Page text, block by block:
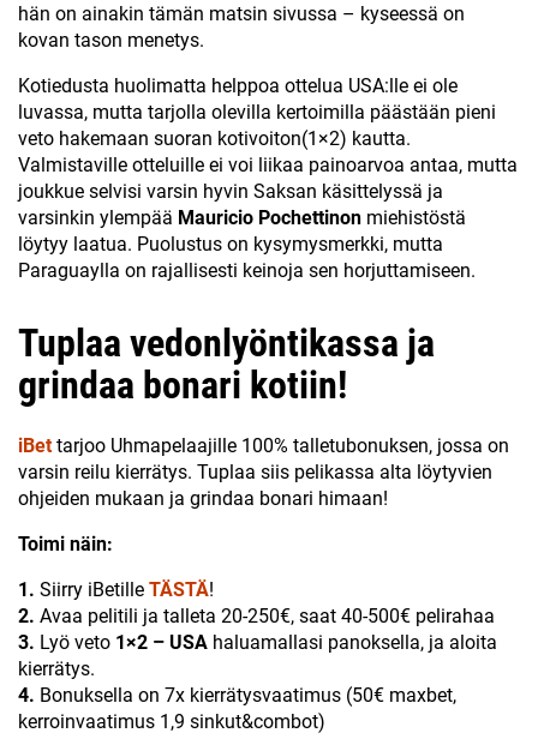
hän on ainakin tämän matsin sivussa – kyseessä on
kovan tason menetys.
Kotiedusta huolimatta helppoa ottelua USA:lle ei ole
luvassa, mutta tarjolla olevilla kertoimilla päästään pieni
veto hakemaan suoran kotivoiton(1×2) kautta.
Valmistaville otteluille ei voi liikaa painoarvoa antaa, mutta
joukkue selvisi varsin hyvin Saksan käsittelyssä ja
varsinkin ylempää Mauricio Pochettinon miehistöstä
löytyy laatua. Puolustus on kysymysmerkki, mutta
Paraguaylla on rajallisesti keinoja sen horjuttamiseen.
Tuplaa vedonlyöntikassa ja
grindaa bonari kotiin!
iBettarjoo Uhmapelaajille 100% talletubonuksen, jossa on
varsin reilu kierrätys. Tuplaa siis pelikassa alta löytyvien
ohjeiden mukaan ja grindaa bonari himaan!
Toimi näin:
1. Siirry iBetille TÄSTÄ!
2. Avaa pelitili ja talleta 20-250€, saat 40-500€ pelirahaa
3. Lyö veto 1×2 – USA haluamallasi panoksella, ja aloita
kierrätys.
4. Bonuksella on 7x kierrätysvaatimus (50€ maxbet,
kerroinvaatimus 1,9 sinkut&combot)